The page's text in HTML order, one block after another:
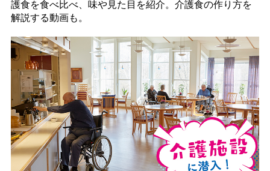
護食を食べ比べ、味や見た目を紹介。介護食の作り方を
解説する動画も。